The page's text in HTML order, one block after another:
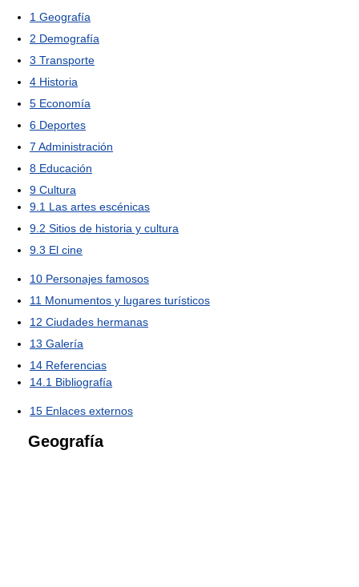
1 Geografía
2 Demografía
3 Transporte
4 Historia
5 Economía
6 Deportes
7 Administración
8 Educación
9 Cultura
9.1 Las artes escénicas
9.2 Sitios de historia y cultura
9.3 El cine
10 Personajes famosos
11 Monumentos y lugares turísticos
12 Ciudades hermanas
13 Galería
14 Referencias
14.1 Bibliografía
15 Enlaces externos
Geografía